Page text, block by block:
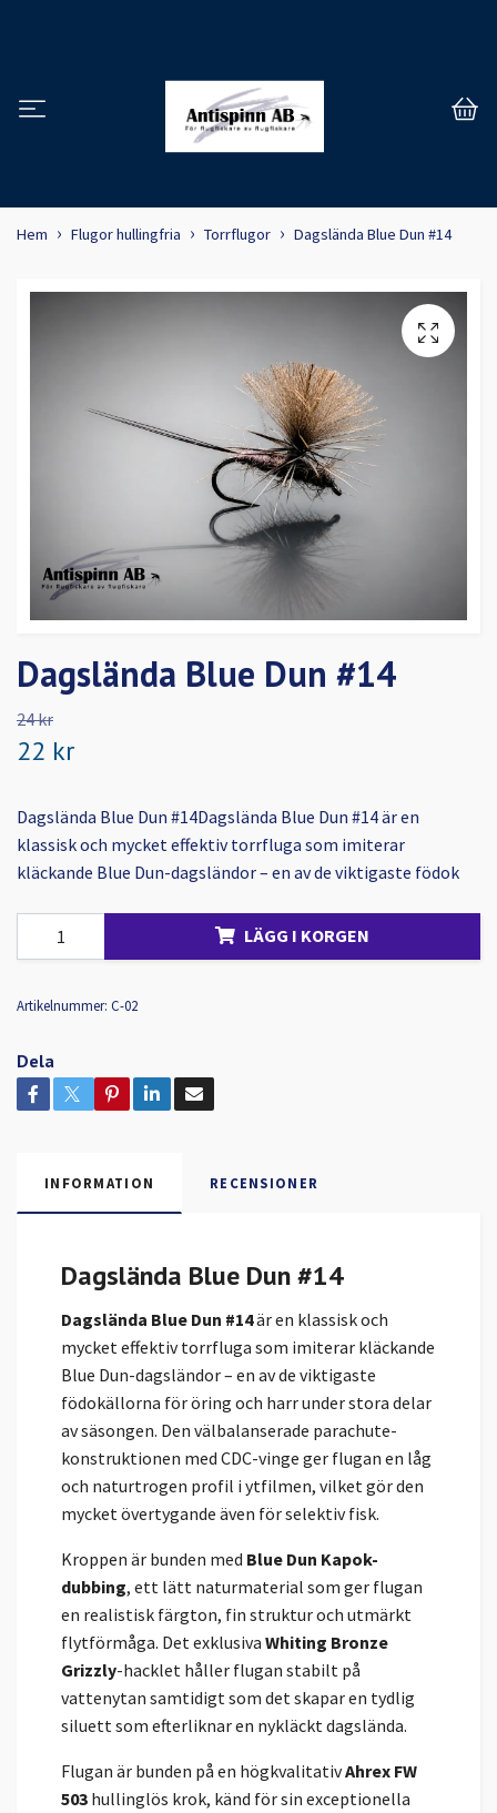
Hem Flugor hullingfria Torrflugor Dagslända Blue Dun #14
Dagslända Blue Dun #14
24 kr
22 kr
Dagslända Blue Dun #14Dagslända Blue Dun #14 är en
klassisk och mycket effektiv torrfluga som imiterar
kläckande Blue Dun-dagsländor – en av de viktigaste födok
LÄGG I KORGEN
Artikelnummer: C-02
Dela
INFORMATION RECENSIONER
Dagslända Blue Dun #14
Dagslända Blue Dun #14är en klassisk och
mycket effektiv torrfluga som imiterar kläckande
Blue Dun-dagsländor – en av de viktigaste
födokällorna för öring och harr under stora delar
av säsongen. Den välbalanserade parachute-
konstruktionen med CDC-vinge ger flugan en låg
och naturtrogen profil i ytfilmen, vilket gör den
mycket övertygande även för selektiv fisk.
Kroppen är bunden med Blue Dun Kapok-
dubbing, ett lätt naturmaterial som ger flugan
en realistisk färgton, fin struktur och utmärkt
flytförmåga. Det exklusiva Whiting Bronze
Grizzly-hacklet håller flugan stabilt på
vattenytan samtidigt som det skapar en tydlig
siluett som efterliknar en nykläckt dagslända.
Flugan är bunden på en högkvalitativAhrex FW
503 hullinglös krok, känd för sin exceptionella